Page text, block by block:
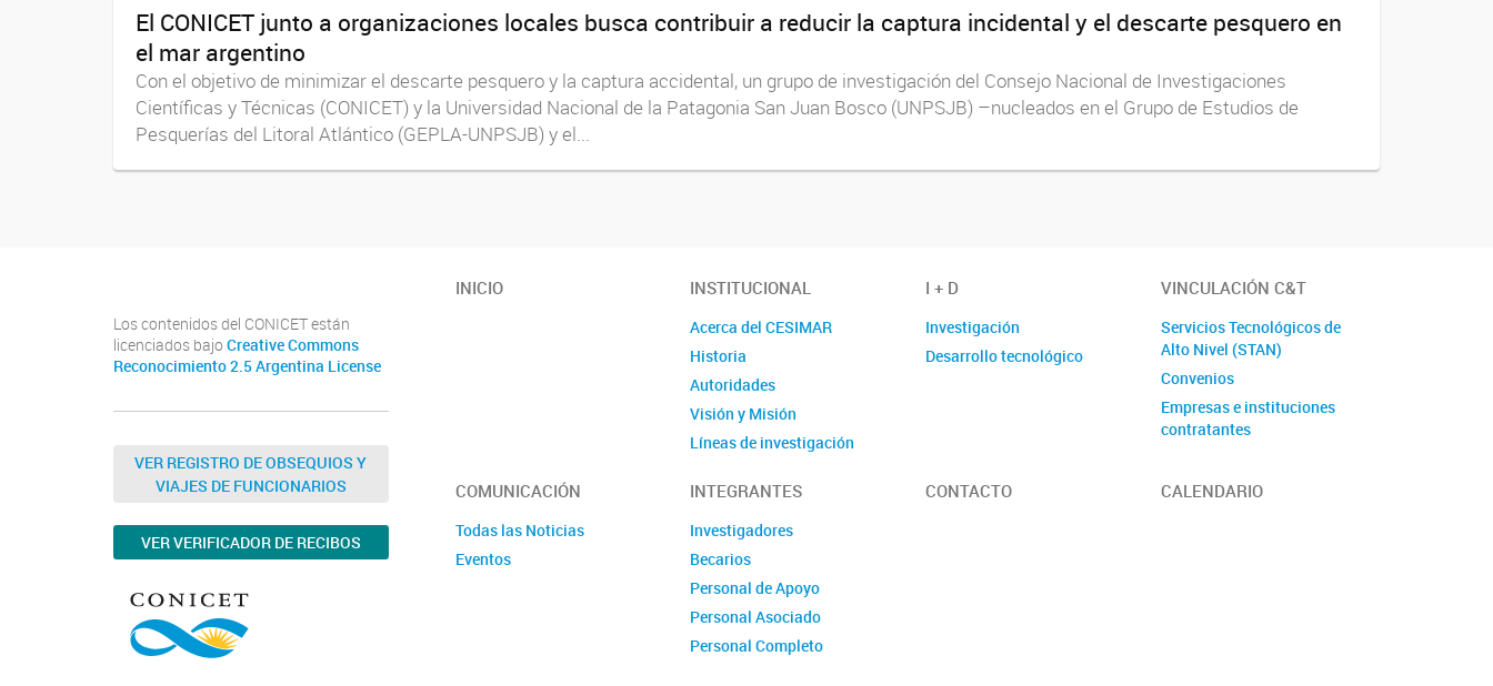
El CONICET junto a organizaciones locales busca contribuir a reducir la captura incidental y el descarte pesquero en
el mar argentino
Con el objetivo de minimizar el descarte pesquero y la captura accidental, un grupo de investigación del Consejo Nacional de Investigaciones
Científicas y Técnicas (CONICET) y la Universidad Nacional de la Patagonia San Juan Bosco (UNPSJB) –nucleados en el Grupo de Estudios de
Pesquerías del Litoral Atlántico (GEPLA-UNPSJB) y el...
Los contenidos del CONICET están
licenciados bajo Creative Commons
Reconocimiento 2.5 Argentina License
VER REGISTRO DE OBSEQUIOS Y
VIAJES DE FUNCIONARIOS
VER VERIFICADOR DE RECIBOS
INICIO INSTITUCIONAL
Acerca del CESIMAR
Historia
Autoridades
Visión y Misión
Líneas de investigación
I + D
Investigación
Desarrollo tecnológico
VINCULACIÓN C&T
Servicios Tecnológicos de
Alto Nivel (STAN)
Convenios
Empresas e instituciones
contratantes
COMUNICACIÓN
Todas las Noticias
Eventos
INTEGRANTES
Investigadores
Becarios
Personal de Apoyo
Personal Asociado
Personal Completo
CONTACTO CALENDARIO